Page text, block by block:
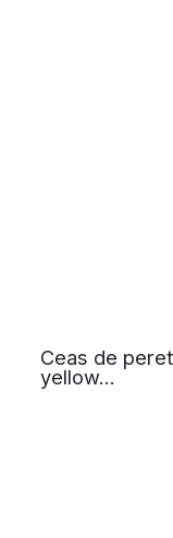
Ceas de
yellow…